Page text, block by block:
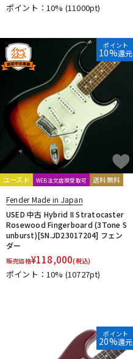
ポイント：10% (11000pt)
ポイント
10%還元
ユーズド WEB注文店頭受取可 送料無料
Fender Made in Japan
USED 中古 Hybrid II Stratocaster
Rosewood Fingerboard (3Tone S
unburst)[SN.JD23017204] フェン
ダー
販売価格¥118,000(税込)
ポイント：10% (10727pt)
ポイント
20%還元